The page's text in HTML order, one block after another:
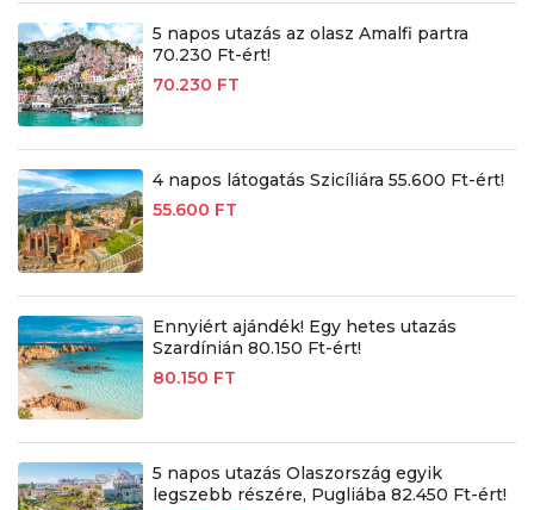
5 napos utazás az olasz Amalfi partra
70.230 Ft-ért!
70.230 FT
4 napos látogatás Szicíliára 55.600 Ft-ért!
55.600 FT
Ennyiért ajándék! Egy hetes utazás
Szardínián 80.150 Ft-ért!
80.150 FT
5 napos utazás Olaszország egyik
legszebb részére, Pugliába 82.450 Ft-ért!